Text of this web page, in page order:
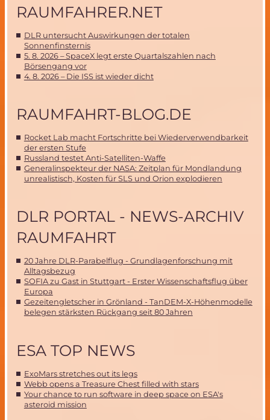
RAUMFAHRER.NET
DLR untersucht Auswirkungen der totalen
Sonnenfinsternis
5. 8. 2026 – SpaceX legt erste Quartalszahlen nach
Börsengang vor
4. 8. 2026 – Die ISS ist wieder dicht
RAUMFAHRT-BLOG.DE
Rocket Lab macht Fortschritte bei Wiederverwendbarkeit
der ersten Stufe
Russland testet Anti-Satelliten-Waffe
Generalinspekteur der NASA: Zeitplan für Mondlandung
unrealistisch, Kosten für SLS und Orion explodieren
DLR PORTAL - NEWS-ARCHIV
RAUMFAHRT
20 Jahre DLR-Parabelflug - Grundlagenforschung mit
Alltagsbezug
SOFIA zu Gast in Stuttgart - Erster Wissenschaftsflug über
Europa
Gezeitengletscher in Grönland - TanDEM-X-Höhenmodelle
belegen stärksten Rückgang seit 80 Jahren
ESA TOP NEWS
ExoMars stretches out its legs
Webb opens a Treasure Chest filled with stars
Your chance to run software in deep space on ESA's
asteroid mission